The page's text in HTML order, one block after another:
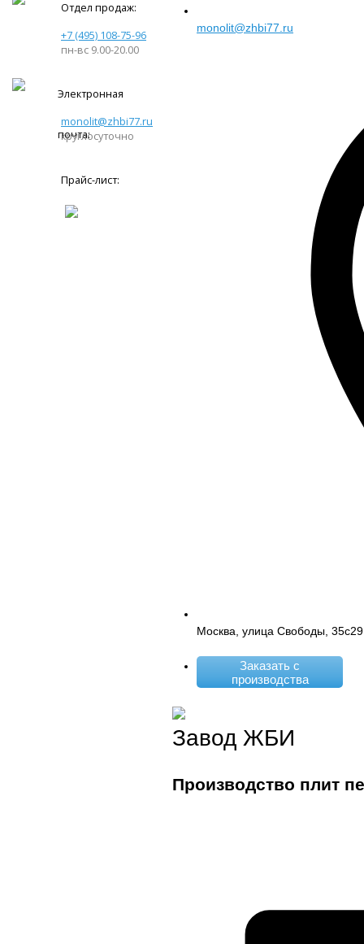
Отдел продаж:
+7 (495) 108-75-96
пн-вс 9.00-20.00
Электронная
почта:
monolit@zhbi77.ru
круглосуточно
Прайс-лист:
monolit@zhbi77.ru
Москва, улица Свободы, 35с29
Заказать с
производства
Завод ЖБИ
Производство плит